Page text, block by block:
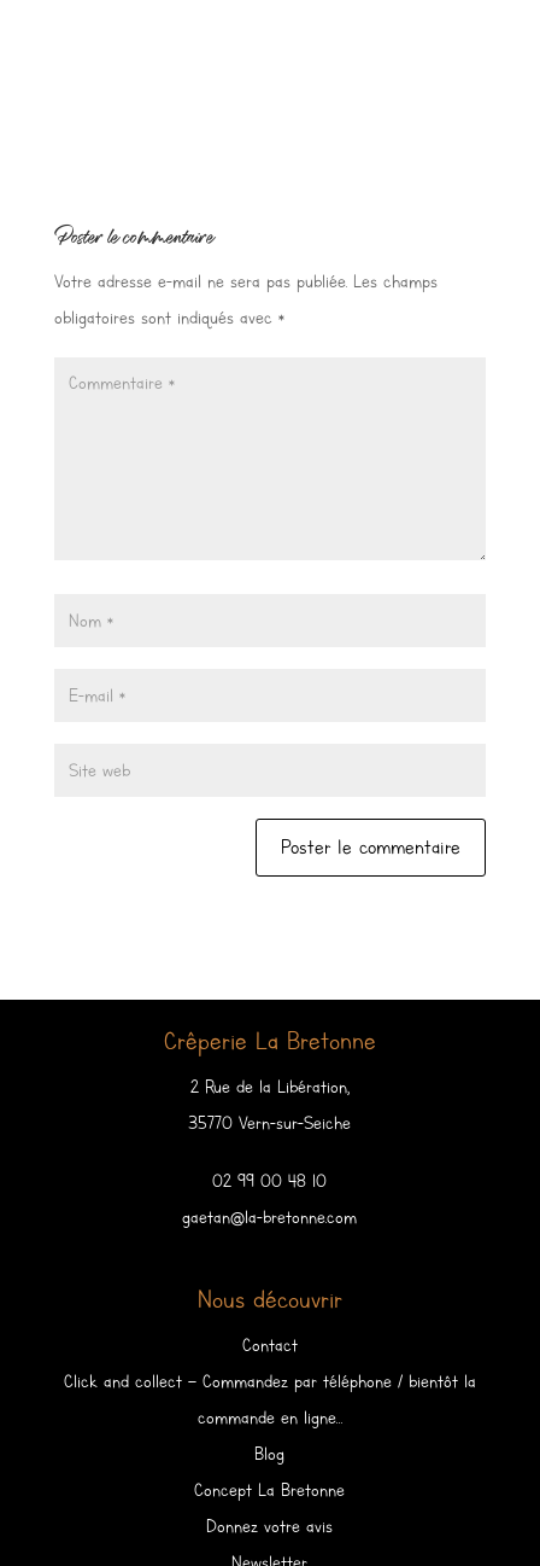
Poster le commentaire
Votre adresse e-mail ne sera pas publiée. Les champs
obligatoires sont indiqués avec *
Crêperie La Bretonne
2 Rue de la Libération,
35770 Vern-sur-Seiche
02 99 00 48 10
gaetan@la-bretonne.com
Nous découvrir
Contact
Click and collect – Commandez par téléphone / bientôt la
commande en ligne…
Blog
Concept La Bretonne
Donnez votre avis